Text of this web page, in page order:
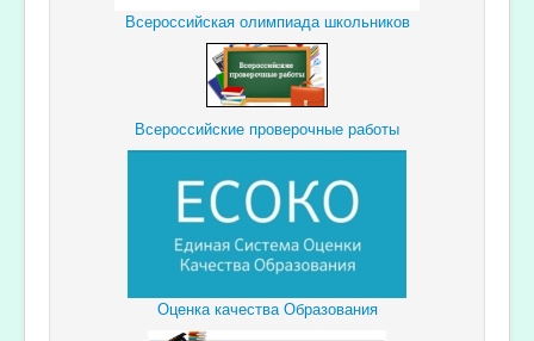
Всероссийская олимпиада школьников
Всероссийские проверочные работы
Оценка качества Образования